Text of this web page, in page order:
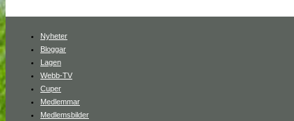
Nyheter
Bloggar
Lagen
Webb-TV
Cuper
Medlemmar
Medlemsbilder